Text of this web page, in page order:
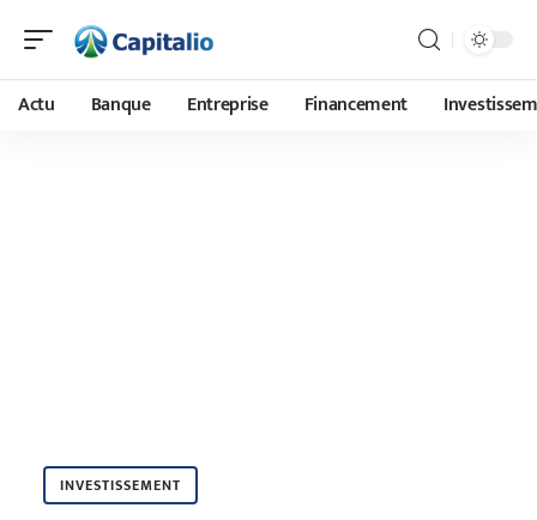
Actu Banque Entreprise Financement
INVESTISSEMENT